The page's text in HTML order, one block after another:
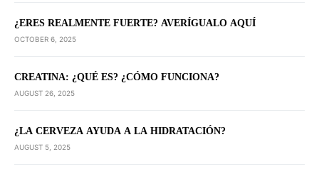
¿ERES REALMENTE FUERTE? AVERÍGUALO AQUÍ
OCTOBER 6, 2025
CREATINA: ¿QUÉ ES? ¿CÓMO FUNCIONA?
AUGUST 26, 2025
¿LA CERVEZA AYUDA A LA HIDRATACIÓN?
AUGUST 5, 2025